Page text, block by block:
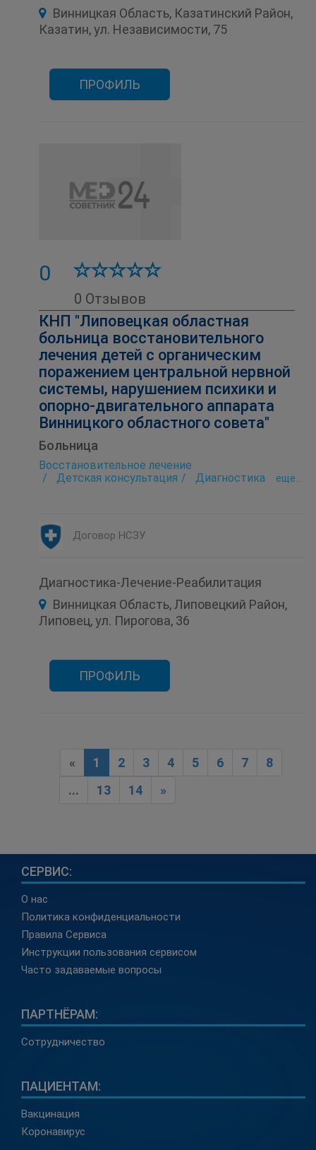
Винницкая Область, Казатинский Район,
Казатин, ул. Независимости, 75
ПРОФИЛЬ
0
0 Отзывов
КНП "Липовецкая областная
больница восстановительного
лечения детей с органическим
поражением центральной нервной
системы, нарушением психики и
опорно-двигательного аппарата
Винницкого областного совета"
Больница
Восстановительное лечение
Детская консультация
Диагностика
Психиатрия
Стационар
Функциональная диагностика
eще...
Договор НСЗУ
Диагностика-Лечение-Реабилитация
Винницкая Область, Липовецкий Район,
Липовец, ул. Пирогова, 36
ПРОФИЛЬ
« 1 2 3 4 5 6 7
8
...
13 14 »
СЕРВИС:
О нас
Политика конфиденциальности
Правила Сервиса
Инструкции пользования сервисом
Часто задаваемые вопросы
ПАРТНЁРАМ:
Сотрудничество
ПАЦИЕНТАМ:
Вакцинация
Коронавирус